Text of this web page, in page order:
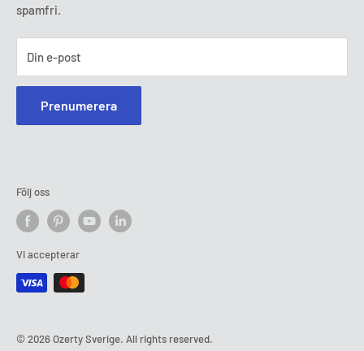
spamfri.
Din e-post
Prenumerera
Följ oss
Vi accepterar
© 2026 Ozerty Sverige. All rights reserved.